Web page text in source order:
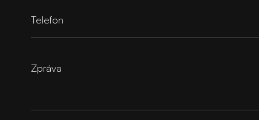
Telefon
Zpráva